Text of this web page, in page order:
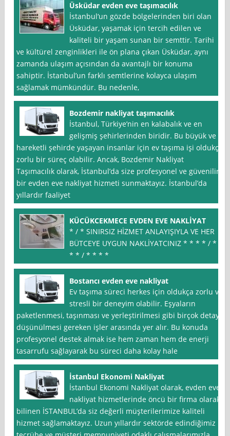
Üsküdar evden eve taşımacılık
İstanbul‘un gözde bölgelerinden biri olan
Üsküdar, yaşamak için tercih edilen ve
kaliteli bir yaşam sunan bir semttir. Tarihi
ve kültürel zenginlikleri ile ön plana çıkan Üsküdar, aynı
zamanda ulaşım açısından da avantajlı bir konuma
sahiptir. İstanbul’un farklı semtlerine kolayca ulaşım
sağlamak mümkündür. Bu nedenle,
Bozdemir nakliyat taşımacılık
İstanbul, Türkiye’nin en kalabalık ve en
gelişmiş şehirlerinden biridir. Bu büyük ve
hareketli şehirde yaşayan insanlar için ev taşıma işi oldukça
zorlu bir süreç olabilir. Ancak, Bozdemir Nakliyat
Taşımacılık olarak, İstanbul’da size profesyonel ve güvenilir
bir evden eve nakliyat hizmeti sunmaktayız. İstanbul’da
yıllardır faaliyet
KÜCÜKCEKMECE EVDEN EVE NAKLİYAT
* / * SINIRSIZ HİZMET ANLAYIŞIYLA VE HER
BÜTCEYE UYGUN NAKLİYATCINIZ * * * * / * *
* * / * * * *
Bostancı evden eve nakliyat
Ev taşıma süreci herkes için oldukça zorlu ve
stresli bir deneyim olabilir. Eşyaların
paketlenmesi, taşınması ve yerleştirilmesi gibi birçok detay
düşünülmesi gereken işler arasında yer alır. Bu konuda
profesyonel destek almak ise hem zaman hem de enerji
tasarrufu sağlayarak bu süreci daha kolay hale
İstanbul Ekonomi Nakliyat
İstanbul Ekonomi Nakliyat olarak, evden eve
nakliyat hizmetlerinde öncü bir firma olarak
bilinen İSTANBUL’da siz değerli müşterilerimize kaliteli
hizmet sağlamaktayız. Uzun yıllardır sektörde edindiğimiz